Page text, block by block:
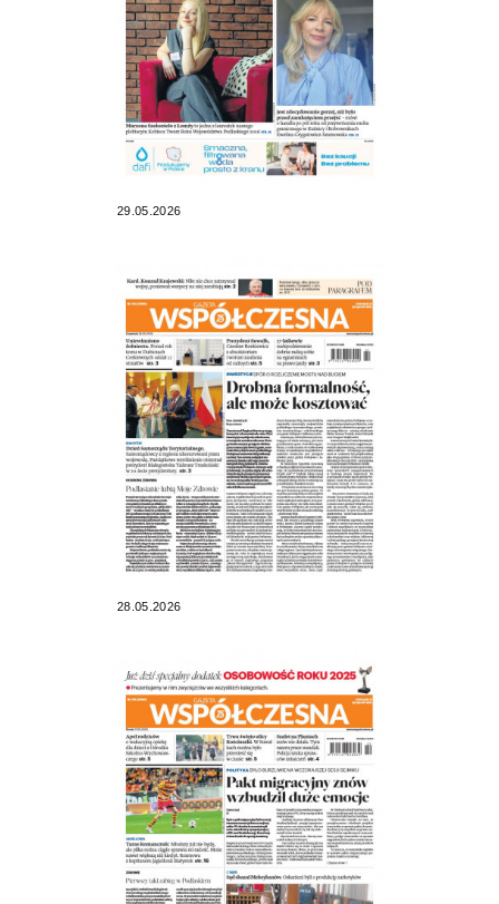
29.05.2026
28.05.2026